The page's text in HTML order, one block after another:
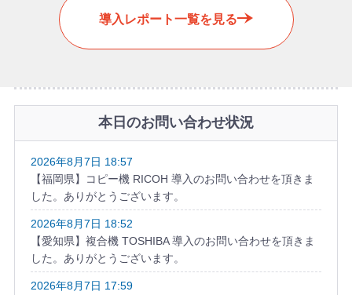
導入レポート一覧を見る
本日のお問い合わせ状況
2026年8月7日 18:57
【福岡県】コピー機 RICOH 導入のお問い合わせを頂きま
した。ありがとうございます。
2026年8月7日 18:52
【愛知県】複合機 TOSHIBA 導入のお問い合わせを頂きま
した。ありがとうございます。
2026年8月7日 17:59